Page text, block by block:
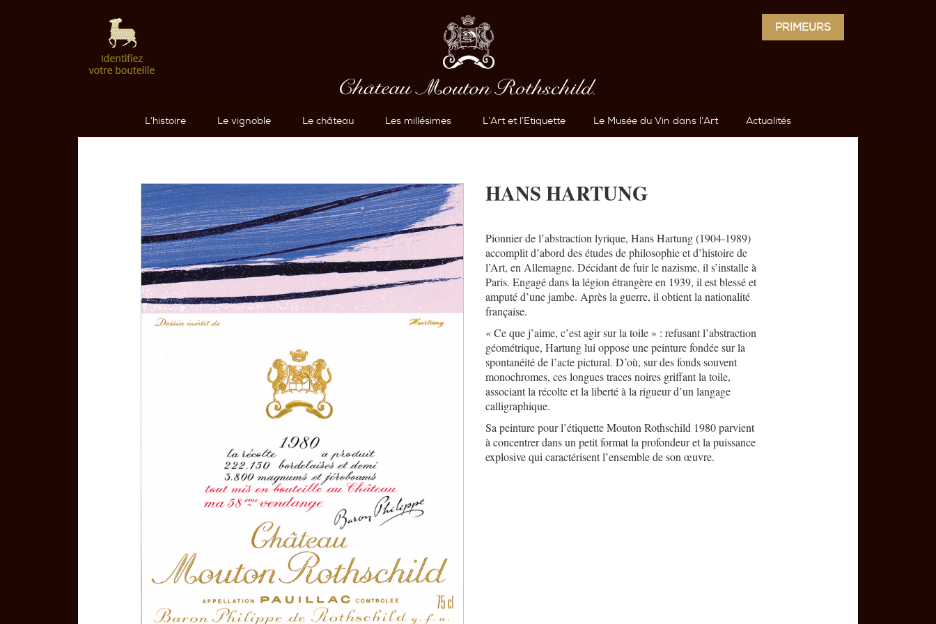
PRIMEURS
L’histoire Le vignoble Le château Les millésimes L’Art et l’Etiquette Le Musée du Vin dans l’Art Actualités
HANS HARTUNG
Pionnier de l’abstraction lyrique, Hans Hartung (1904-1989)
accomplit d’abord des études de philosophie et d’histoire de
l’Art, en Allemagne. Décidant de fuir le nazisme, il s’installe à
Paris. Engagé dans la légion étrangère en 1939, il est blessé et
amputé d’une jambe. Après la guerre, il obtient la nationalité
française.
« Ce que j’aime, c’est agir sur la toile » : refusant l’abstraction
géométrique, Hartung lui oppose une peinture fondée sur la
spontanéité de l’acte pictural. D’où, sur des fonds souvent
monochromes, ces longues traces noires griffant la toile,
associant la récolte et la liberté à la rigueur d’un langage
calligraphique.
Sa peinture pour l’étiquette Mouton Rothschild 1980 parvient
à concentrer dans un petit format la profondeur et la puissance
explosive qui caractérisent l’ensemble de son œuvre.